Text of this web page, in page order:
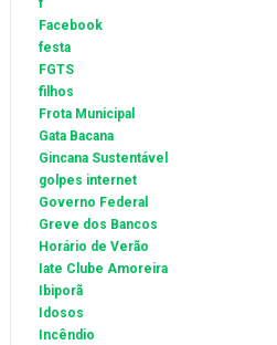
f
Facebook
festa
FGTS
filhos
Frota Municipal
Gata Bacana
Gincana Sustentável
golpes internet
Governo Federal
Greve dos Bancos
Horário de Verão
Iate Clube Amoreira
Ibiporã
Idosos
Incêndio